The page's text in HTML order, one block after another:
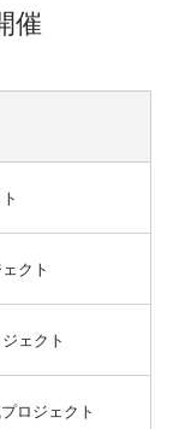
催
クト
ェクト
ロジェクト